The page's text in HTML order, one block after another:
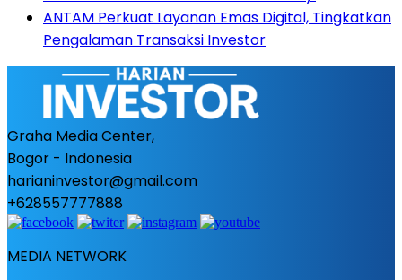
ANTAM Perkuat Layanan Emas Digital, Tingkatkan
Pengalaman Transaksi Investor
Graha Media Center,
Bogor - Indonesia
harianinvestor@gmail.com
+628557777888
MEDIA NETWORK